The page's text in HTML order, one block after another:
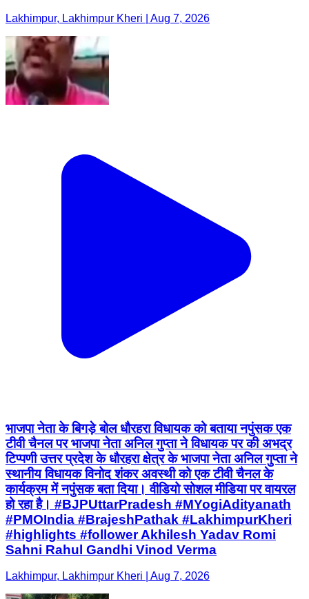
Lakhimpur, Lakhimpur Kheri | Aug 7, 2026
भाजपा नेता के बिगड़े बोल धौरहरा विधायक को बताया नपुंसक एक
टीवी चैनल पर भाजपा नेता अनिल गुप्ता ने विधायक पर की अभद्र
टिप्पणी उत्तर प्रदेश के धौरहरा क्षेत्र के भाजपा नेता अनिल गुप्ता ने
स्थानीय विधायक विनोद शंकर अवस्थी को एक टीवी चैनल के
कार्यक्रम में नपुंसक बता दिया। वीडियो सोशल मीडिया पर वायरल
हो रहा है। #BJPUttarPradesh #MYogiAdityanath
#PMOIndia #BrajeshPathak #LakhimpurKheri
#highlights #follower Akhilesh Yadav Romi
Sahni Rahul Gandhi Vinod Verma
Lakhimpur, Lakhimpur Kheri | Aug 7, 2026